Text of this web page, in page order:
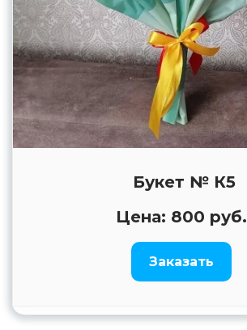
Букет № К5
Цена: 800 руб.
Заказать